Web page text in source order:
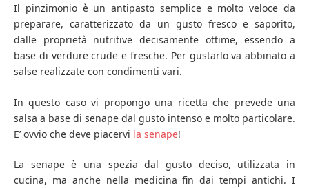
Il pinzimonio è un antipasto semplice e molto veloce da
preparare, caratterizzato da un gusto fresco e saporito,
dalle proprietà nutritive decisamente ottime, essendo a
base di verdure crude e fresche. Per gustarlo va abbinato a
salse realizzate con condimenti vari.
In questo caso vi propongo una ricetta che prevede una
salsa a base di senape dal gusto intenso e molto particolare.
E’ ovvio che deve piacervi la senape!
La senape è una spezia dal gusto deciso, utilizzata in
cucina, ma anche nella medicina fin dai tempi antichi. I